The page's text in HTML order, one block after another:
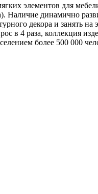
элементов для
Наличие динамично
декора и занять
в 4 раза, коллекция
более 500 000